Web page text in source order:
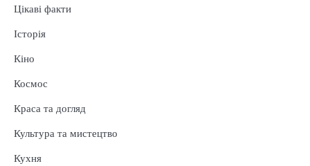
Цікаві факти
Історія
Кіно
Космос
Краса та догляд
Культура та мистецтво
Кухня